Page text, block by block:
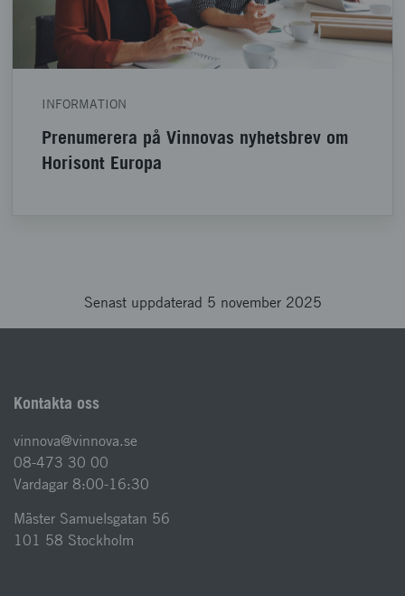
INFORMATION
Prenumerera på Vinnovas nyhetsbrev om
Horisont Europa
Senast uppdaterad 5 november 2025
Kontakta oss
vinnova@vinnova.se
08-473 30 00
Vardagar 8:00-16:30
Mäster Samuelsgatan 56
101 58 Stockholm